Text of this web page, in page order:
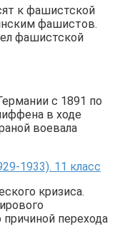
к фашистской
фашистов.
фашистской
с 1891 по
в ходе
воевала
1933). 11 класс
кризиса.
перехода